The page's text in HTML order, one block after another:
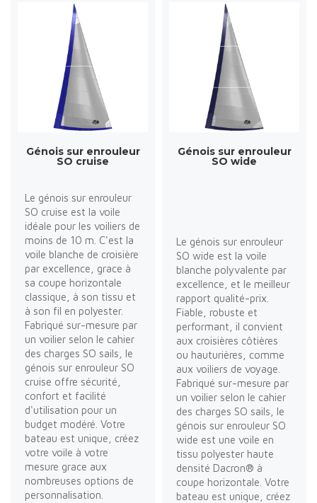
Génois sur enrouleur
SO cruise
Le génois sur enrouleur
SO cruise est la voile
idéale pour les voiliers de
moins de 10 m. C'est la
voile blanche de croisière
par excellence, grace à
sa coupe horizontale
classique, à son tissu et
à son fil en polyester.
Fabriqué sur-mesure par
un voilier selon le cahier
des charges SO sails, le
génois sur enrouleur SO
cruise offre sécurité,
confort et facilité
d'utilisation pour un
budget modéré. Votre
bateau est unique, créez
votre voile à votre
mesure grace aux
nombreuses options de
personnalisation.
Génois sur enrouleur
SO wide
Le génois sur enrouleur
SO wide est la voile
blanche polyvalente par
excellence, et le meilleur
rapport qualité-prix.
Fiable, robuste et
performant, il convient
aux croisières côtières
ou hauturières, comme
aux voiliers de voyage.
Fabriqué sur-mesure par
un voilier selon le cahier
des charges SO sails, le
génois sur enrouleur SO
wide est une voile en
tissu polyester haute
densité Dacron® à
coupe horizontale. Votre
bateau est unique, créez